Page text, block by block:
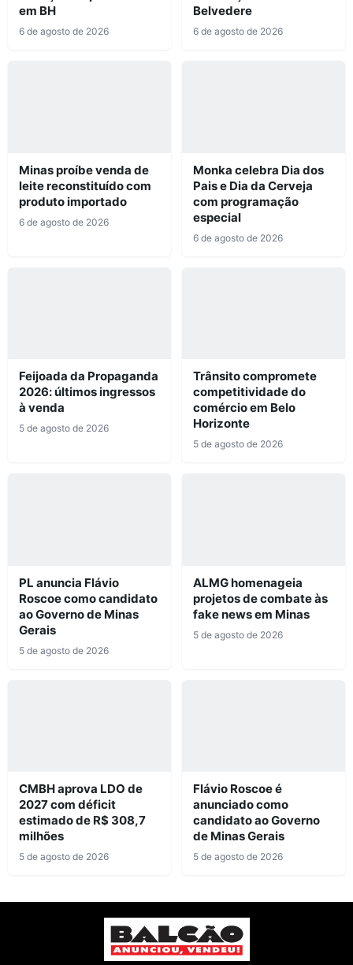
em BH
6 de agosto de 2026
Belvedere
6 de agosto de 2026
Minas proíbe venda de
leite reconstituído com
produto importado
6 de agosto de 2026
Monka celebra Dia dos
Pais e Dia da Cerveja
com programação
especial
6 de agosto de 2026
Feijoada da Propaganda
2026: últimos ingressos
à venda
5 de agosto de 2026
Trânsito compromete
competitividade do
comércio em Belo
Horizonte
5 de agosto de 2026
PL anuncia Flávio
Roscoe como candidato
ao Governo de Minas
Gerais
5 de agosto de 2026
ALMG homenageia
projetos de combate às
fake news em Minas
5 de agosto de 2026
CMBH aprova LDO de
2027 com déficit
estimado de R$ 308,7
milhões
5 de agosto de 2026
Flávio Roscoe é
anunciado como
candidato ao Governo
de Minas Gerais
5 de agosto de 2026